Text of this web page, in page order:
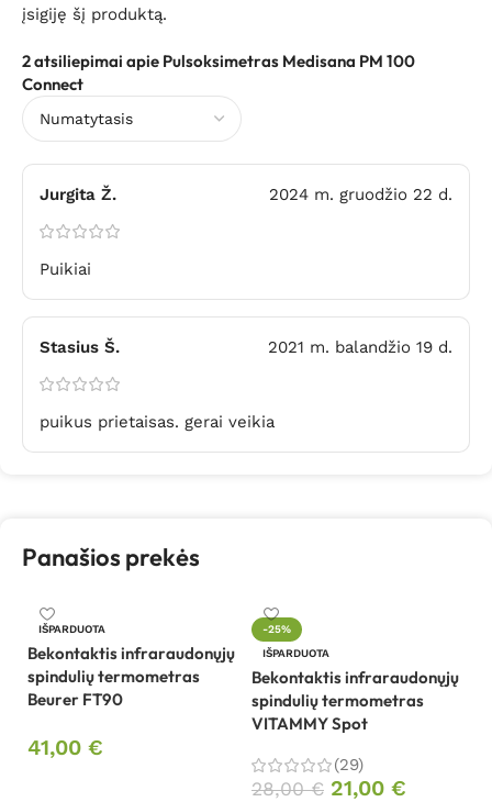
2 atsiliepimai apie Pulsoksimetras Medisana PM 100
Connect
Jurgita Ž. 2024 m. gruodžio 22 d.
Puikiai
Stasius Š. 2021 m. balandžio 19 d.
puikus prietaisas. gerai veikia
įsigiję šį produktą.
Panašios prekės
IŠPARDUOTA
Bekontaktis infraraudonųjų
spindulių termometras
Beurer FT90
41,00 €
-25%
IŠPARDUOTA
Bekontaktis infraraudonųjų
spindulių termometras
VITAMMY Spot
(29)
28,00€ 21,00 €